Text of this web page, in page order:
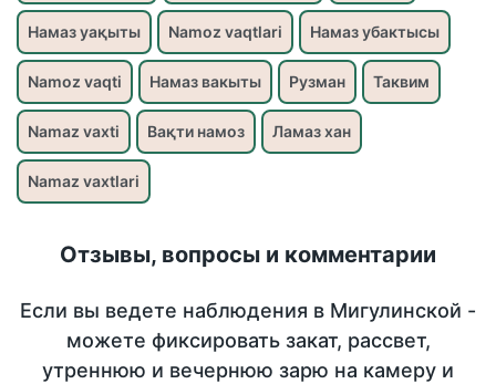
Намаз уақыты Namoz vaqtlari Намаз убактысы
Namoz vaqti Намаз вакыты Рузман Таквим
Namaz vaxti Вақти намоз Ламаз хан
Namaz vaxtlari
Отзывы, вопросы и комментарии
Если вы ведете наблюдения в Мигулинской -
можете фиксировать закат, рассвет,
утреннюю и вечернюю зарю на камеру и